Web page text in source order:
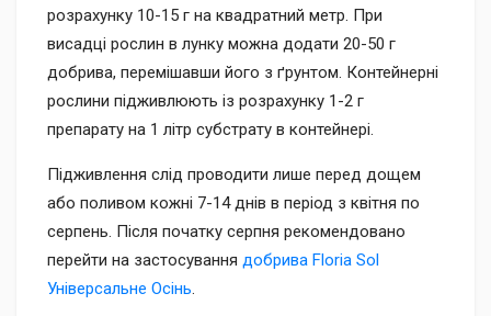
розрахунку 10-15 г на квадратний метр. При
висадці рослин в лунку можна додати 20-50 г
добрива, перемішавши його з ґрунтом. Контейнерні
рослини підживлюють із розрахунку 1-2 г
препарату на 1 літр субстрату в контейнері.
Підживлення слід проводити лише перед дощем
або поливом кожні 7-14 днів в період з квітня по
серпень. Після початку серпня рекомендовано
перейти на застосування добрива Floria Sol
Універсальне Осінь.